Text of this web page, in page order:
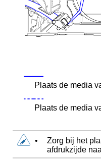
Plaats de media
Plaats de media
•
Zorg bij het
afdrukzijde